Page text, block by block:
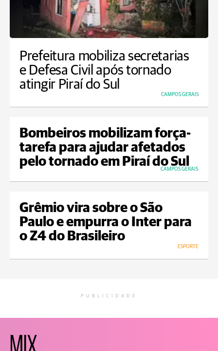
Prefeitura mobiliza secretarias
e Defesa Civil após tornado
atingir Piraí do Sul
CAMPOS GERAIS
Bombeiros mobilizam força-
tarefa para ajudar afetados
pelo tornado em Piraí do Sul
CAMPOS GERAIS
Grêmio vira sobre o São
Paulo e empurra o Inter para
o Z4 do Brasileiro
ESPORTE
PUBLICIDADE
MIX